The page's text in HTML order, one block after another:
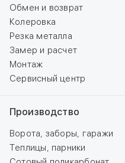
Обмен и возврат
Колеровка
Резка металла
Замер и расчет
Монтаж
Сервисный центр
Производство
Ворота, заборы, гаражи
Теплицы, парники